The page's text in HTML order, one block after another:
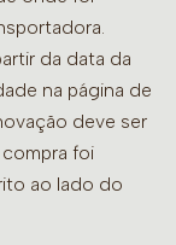
da data da
na página de
deve ser
foi
ao lado do